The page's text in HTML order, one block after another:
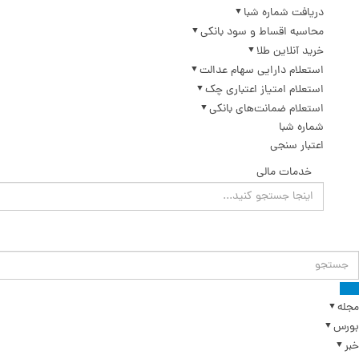
دریافت شماره شبا
محاسبه اقساط و سود بانکی
خرید آنلاین طلا
استعلام دارایی سهام عدالت
استعلام امتیاز اعتباری چک
استعلام ضمانت‌های بانکی
شماره شبا
اعتبار سنجی
خدمات مالی
مجله
بورس
خبر